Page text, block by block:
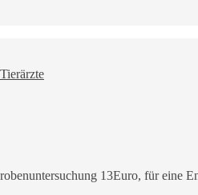
13Euro, für eine